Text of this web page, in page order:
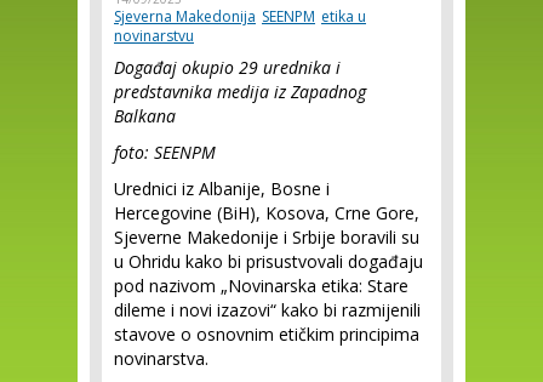
Sjeverna Makedonija SEENPM etika u
novinarstvu
Događaj okupio 29 urednika i
predstavnika medija iz Zapadnog
Balkana
foto: SEENPM
Urednici iz Albanije, Bosne i
Hercegovine (BiH), Kosova, Crne Gore,
Sjeverne Makedonije i Srbije boravili su
u Ohridu kako bi prisustvovali događaju
pod nazivom „Novinarska etika: Stare
dileme i novi izazovi“ kako bi razmijenili
stavove o osnovnim etičkim principima
novinarstva.